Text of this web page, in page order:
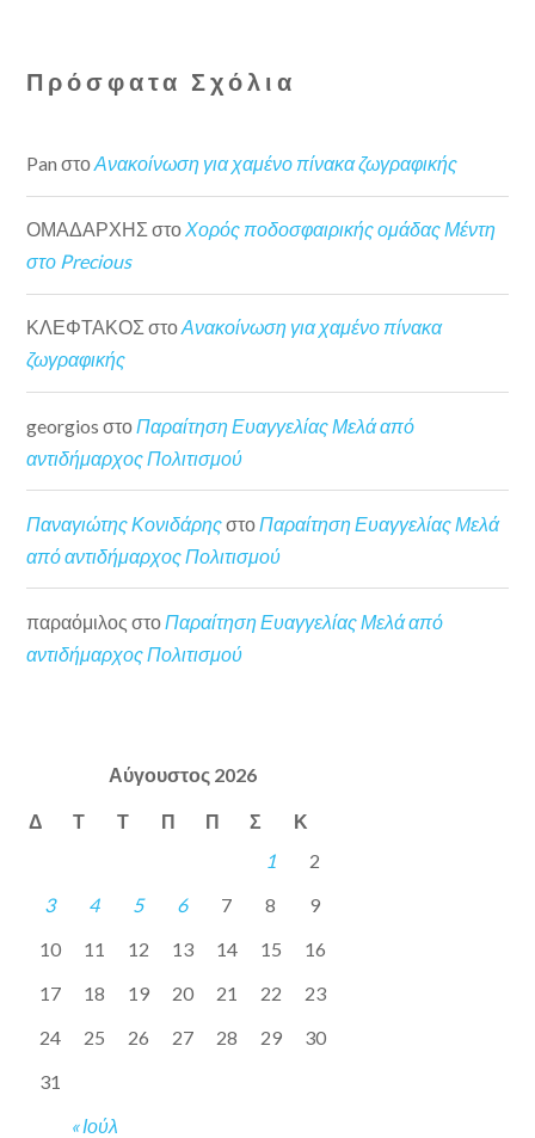
Πρόσφατα Σχόλια
Pan στοΑνακοίνωση για χαμένο πίνακα ζωγραφικής
ΟΜΑΔΑΡΧΗΣ στοΧορός ποδοσφαιρικής ομάδας Μέντη
στο Precious
ΚΛΕΦΤΑΚΟΣ στοΑνακοίνωση για χαμένο πίνακα
ζωγραφικής
georgios στο Παραίτηση Ευαγγελίας Μελά από
αντιδήμαρχος Πολιτισμού
Παναγιώτης Κονιδάρηςστο Παραίτηση Ευαγγελίας Μελά
από αντιδήμαρχος Πολιτισμού
παραόμιλος στοΠαραίτηση Ευαγγελίας Μελά από
αντιδήμαρχος Πολιτισμού
Αύγουστος 2026
Δ Τ Τ Π Π Σ Κ
« Ιούλ
1
2
3
4 5 6 7 8
9
10
11 12 13 14 15
16
17
18 19 20 21 22
23
24
25 26 27 28 29
30
31